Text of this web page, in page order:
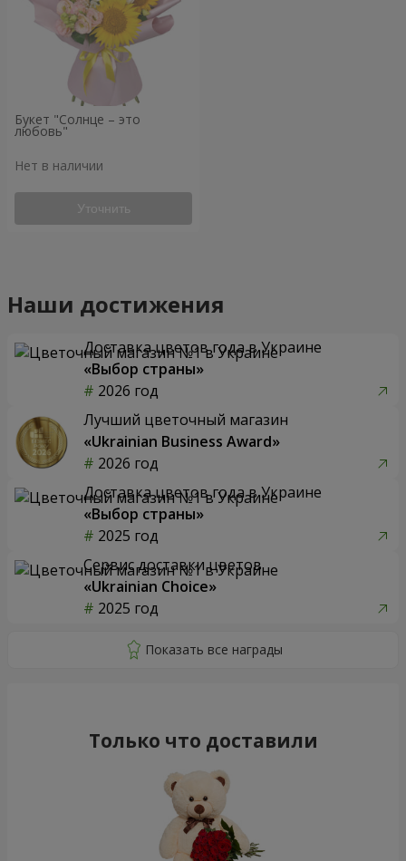
Букет "Солнце – это
любовь"
Нет в наличии
Уточнить
Наши достижения
Доставка цветов года в Украине
«Выбор страны»
2026 год
Лучший цветочный магазин
«Ukrainian Business Award»
2026 год
Доставка цветов года в Украине
«Выбор страны»
2025 год
Сервис доставки цветов
«Ukrainian Choice»
2025 год
Только что доставили